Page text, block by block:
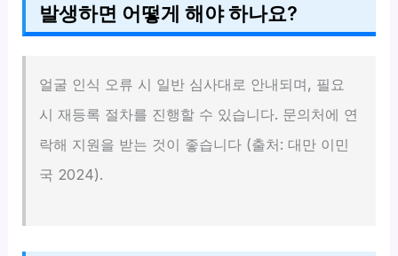
발생하면 어떻게 해야 하나요?
얼굴 인식 오류 시 일반 심사대로 안내되며, 필요
시 재등록 절차를 진행할 수 있습니다. 문의처에 연
락해 지원을 받는 것이 좋습니다 (출처: 대만 이민
국 2024).